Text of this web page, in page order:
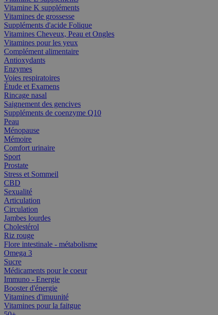
Vitamine K suppléments
Vitamines de grossesse
Suppléments d'acide Folique
Vitamines Cheveux, Peau et Ongles
Vitamines pour les yeux
Complément alimentaire
Antioxydants
Enzymes
Voies respiratoires
Étude et Examens
Rincage nasal
Saignement des gencives
Suppléments de coenzyme Q10
Peau
Ménopause
Mémoire
Comfort urinaire
Sport
Prostate
Stress et Sommeil
CBD
Sexualité
Articulation
Circulation
Jambes lourdes
Cholestérol
Riz rouge
Flore intestinale - métabolisme
Omega 3
Sucre
Médicaments pour le coeur
Immuno - Energie
Booster d'énergie
Vitamines d'imuunité
Vitamines pour la faitgue